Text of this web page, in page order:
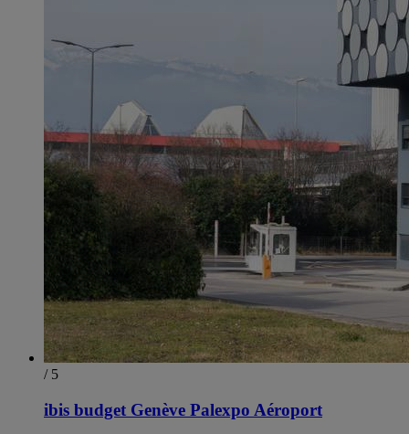
/ 5
ibis budget Genève Palexpo Aéroport